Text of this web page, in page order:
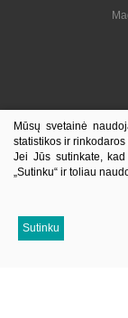
Mūsų svetainė
statistikos ir rinkodaros
Jei Jūs sutinkate,
„Sutinku“ ir toliau
Sutinku